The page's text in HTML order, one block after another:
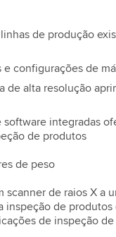
de produção
configurações de
alta resolução
integradas
de produtos
de peso
scanner de raios X a
inspeção de produtos
de inspeção